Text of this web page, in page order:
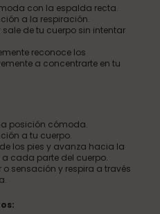
con la espalda recta.
a la respiración.
de tu cuerpo sin intentar
reconoce los
a concentrarte en tu
posición cómoda.
a tu cuerpo.
los pies y avanza hacia la
cada parte del cuerpo.
sensación y respira a través